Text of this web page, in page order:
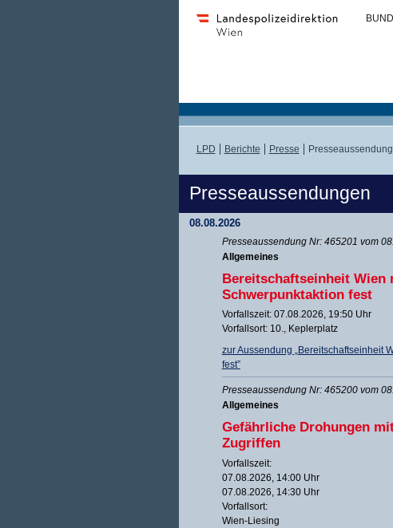
LPD Berichte Presse
Presseaussendungen
08.08.2026
Presseaussendung Nr: 465201 vom
Allgemeines
Bereitschaftseinheit Wien
Schwerpunktaktion fest
Vorfallszeit: 07.08.2026, 19:50 Uhr
Vorfallsort: 10., Keplerplatz
zur Aussendung „Bereitschaftseinheit
fest”
Presseaussendung Nr: 465200 vom
Allgemeines
Gefährliche Drohungen
Zugriffen
Vorfallszeit:
07.08.2026, 14:00 Uhr
07.08.2026, 14:30 Uhr
Vorfallsort:
Wien-Liesing